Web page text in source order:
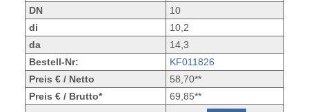
DN
10
di
10,2
da
14,3
Bestell-Nr:
KF011826
Preis € / Netto
58,70**
Preis € / Brutto*
69,85**